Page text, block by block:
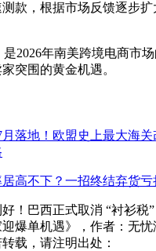
款，根据市场反馈逐步
是2026年南美跨境电商市
突围的黄金机遇。
月落地！欧盟史上最大海
高不下？一招终结弃货亏
！巴西正式取消 “衬衫税
爆单机遇》，作者：无
载，请注明出处：